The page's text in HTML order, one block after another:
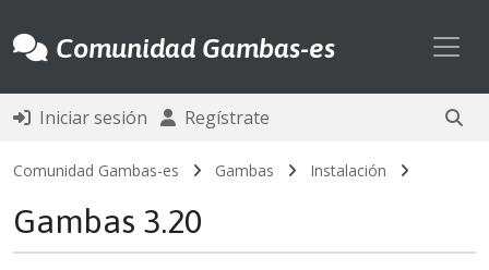
Comunidad Gambas-es
Iniciar sesión Regístrate
Comunidad Gambas-es Gambas Instalación
Gambas 3.20